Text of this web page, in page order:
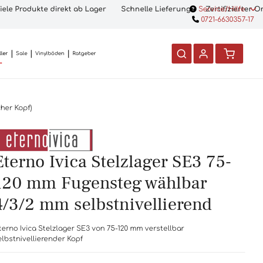
Produkte direkt ab Lager Schnelle Lieferung Zertifizierter
Service/Hilfe
0721-6630357-17
Sale Vinylböden Ratgeber
Kopf)
Ivica Stelzlager SE3 75-
mm Fugensteg wählbar
3/2 mm selbstnivellierend
Ivica Stelzlager SE3 von 75-120 mm verstellbar
Kopf